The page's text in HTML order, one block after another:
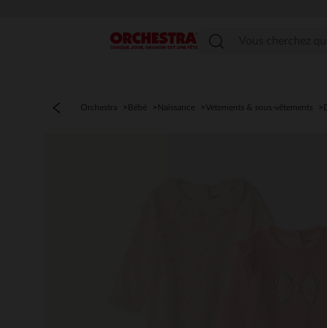
Menu
Orchestra Bébé Naissance Vetements & sous-vêtements